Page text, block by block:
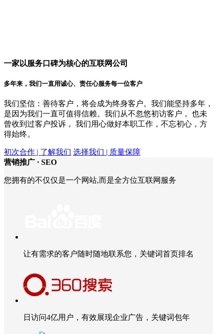
一家以服务口碑为核心的互联网公司
多年来，我们一直用诚心、责任心服务每一位客户
我们坚信：善待客户，将会成为终身客户。我们能坚持多年，
是因为我们一直可值得信赖。我们从不忽悠初访客户， 也未
曾收到过客户投诉， 我们用心做好本职工作，不忘初心，方
得始终。
初次合作 | 了解我们 选择我们 | 质量保障
营销推广 · SEO
您拥有的不仅仅是一个网站,而是全方位互联网服务
让有需求的客户随时随地联系您，关键词首页排名
日访问4亿用户，有效展现企业广告，关键词包年